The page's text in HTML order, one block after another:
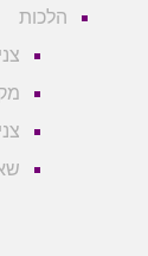
צניעות
מקומות
צניעות
שאלות
הרב